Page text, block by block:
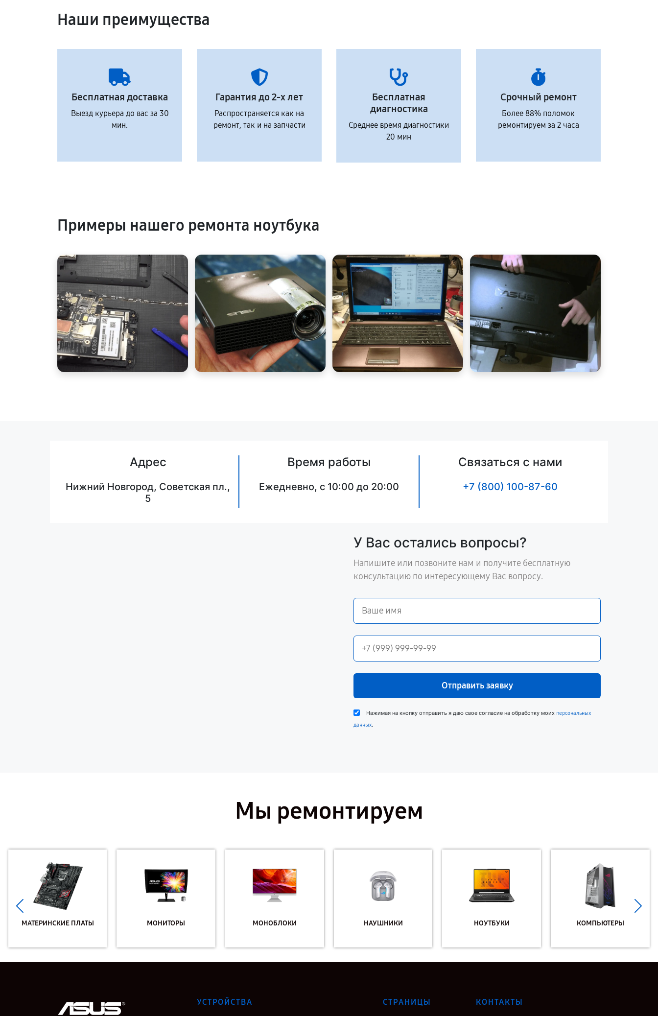
Наши преимущества
Бесплатная доставка
Выезд курьера до вас за 30
мин.
Гарантия до 2-х лет
Распространяется как на
ремонт, так и на запчасти
Бесплатная
диагностика
Среднее время диагностики
20 мин
Срочный ремонт
Более 88% поломок
ремонтируем за 2 часа
Примеры нашего ремонта ноутбука
Адрес
Нижний Новгород, Советская пл.,
5
Время работы
Ежедневно, с 10:00 до 20:00
Связаться с нами
+7 (800) 100-87-60
У Вас остались вопросы?
Напишите или позвоните нам и получите бесплатную
консультацию по интересующему Вас вопросу.
Отправить заявку
Нажимая на кнопку отправить я даю свое согласие на обработку моих персональных
данных.
Мы ремонтируем
МАТЕРИНСКИЕ ПЛАТЫ МОНИТОРЫ МОНОБЛОКИ НАУШНИКИ НОУТБУКИ КОМПЬЮТЕРЫ
УСТРОЙСТВА СТРАНИЦЫ КОНТАКТЫ